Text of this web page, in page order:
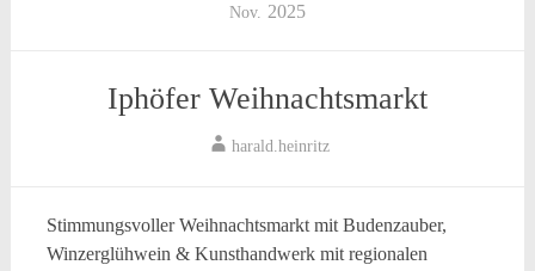
Nov. 2025
Iphöfer Weihnachtsmarkt
harald.heinritz
Stimmungsvoller Weihnachtsmarkt mit Budenzauber,
Winzerglühwein & Kunsthandwerk mit regionalen